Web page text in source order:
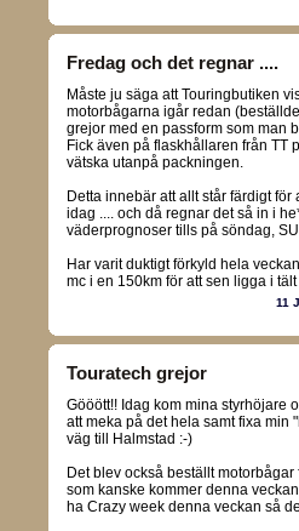
Fredag och det regnar ....
Måste ju säga att Touringbutiken
motorbågarna igår redan
grejor med en passform som man
Fick även på flaskhållaren från TT
vätska utanpå packningen.
Detta innebär att allt står färdigt
idag .... och då regnar det så in i
väderprognoser tills på söndag,
Har varit duktigt förkyld hela
mc i en 150km för att sen ligga i
11
Touratech grejor
Gööött!! Idag kom mina styrhöjare
att meka på det hela samt fixa min
väg till Halmstad :-)
Det blev också beställt
som kanske kommer denna
ha Crazy week denna veckan så